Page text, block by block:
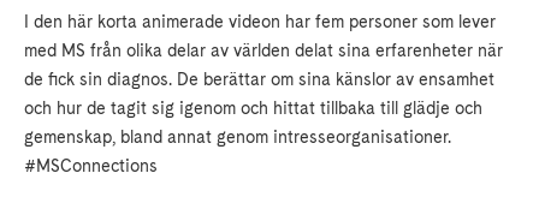
I den här korta animerade videon har fem personer som lever
med MS från olika delar av världen delat sina erfarenheter när
de fick sin diagnos. De berättar om sina känslor av ensamhet
och hur de tagit sig igenom och hittat tillbaka till glädje och
gemenskap, bland annat genom intresseorganisationer.
#MSConnections